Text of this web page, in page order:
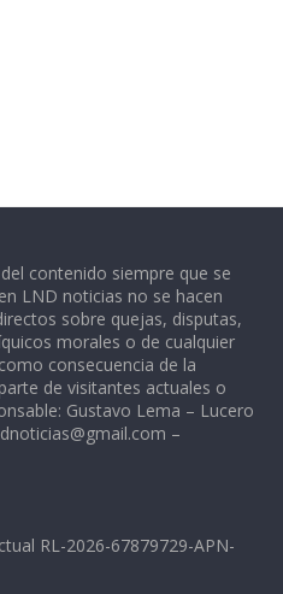
contenido siempre que se
LND noticias no se hacen
sobre quejas, disputas,
morales o de cualquier
consecuencia de la
de visitantes actuales o
Gustavo Lema – Lucero
–
RL-2026-67879729-APN-